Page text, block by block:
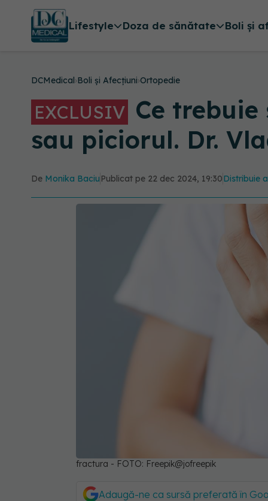
Lifestyle Doza de sănătate Boli și
DCMedical›Boli și Afecțiuni›Ortopedie
EXCLUSIV Ce
sau piciorul. Dr.
De Monika Baciu Publicat pe 22 dec 2024, 19:30Distribuie
fractura - FOTO: Freepik@jofreepik
Adaugă-ne ca sursă preferată în